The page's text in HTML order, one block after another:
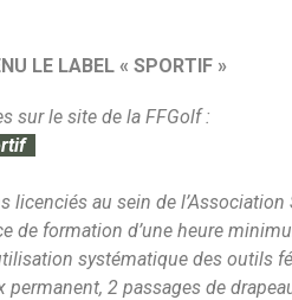
LE LABEL « SPORTIF »
sur le site de la FFGolf :
licenciés au sein de
de formation d’une heure
systématique des outils
permanent, 2 passages de